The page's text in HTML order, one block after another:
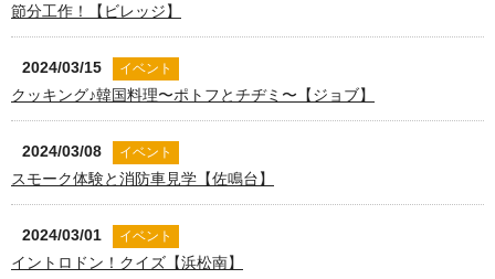
節分工作！【ビレッジ】
2024/03/15 イベント
クッキング♪韓国料理〜ポトフとチヂミ〜【ジョブ】
2024/03/08 イベント
スモーク体験と消防車見学【佐鳴台】
2024/03/01 イベント
イントロドン！クイズ【浜松南】